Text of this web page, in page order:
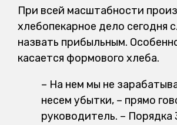
При всей масштабности
хлебопекарное дело сегодня
назвать прибыльным.
касается формового хлеба.
– На нем мы не
несем убытки, – прямо
руководитель. – Порядка